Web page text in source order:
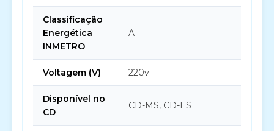
Classificação
Energética
INMETRO
A
Voltagem (V) 220v
Disponível no
CD
CD-MS, CD-ES